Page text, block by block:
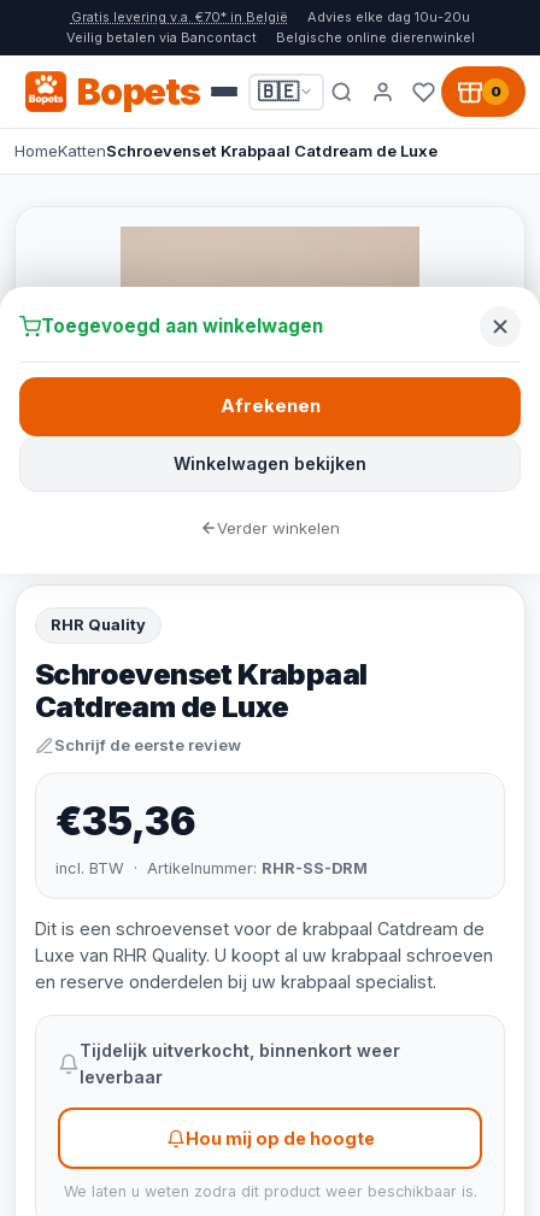
Gratis levering v.a. €70* in België
Advies elke dag 10u-20u
Veilig betalen via Bancontact
Belgische online dierenwinkel
Bopets 🇧🇪 0
HomeKattenSchroevenset Krabpaal Catdream de Luxe
RHR Quality
Schroevenset Krabpaal
Catdream de Luxe
Schrijf de eerste review
€35,36
incl. BTW · Artikelnummer: RHR-SS-DRM
Dit is een schroevenset voor de krabpaal Catdream de
Luxe van RHR Quality. U koopt al uw krabpaal schroeven
en reserve onderdelen bij uw krabpaal specialist.
Tijdelijk uitverkocht, binnenkort weer
leverbaar
Hou mij op de hoogte
We laten u weten zodra dit product weer beschikbaar is.
Toegevoegd aan winkelwagen
Winkelwagen bekijken
Afrekenen
Verder winkelen